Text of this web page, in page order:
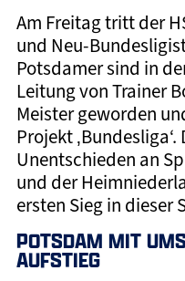
Am Freitag tritt der
und Neu-
Potsdamer sind in
Leitung von Trainer
Meister geworden
Projekt
Unentschieden an
und der
ersten Sieg in dieser
POTSDAM MIT
AUFSTIEG